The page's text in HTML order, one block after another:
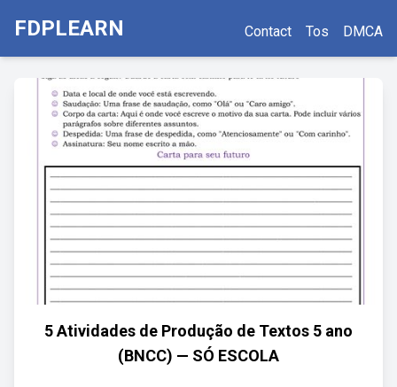
FDPLEARN Contact Tos DMCA
5 Atividades de Produção de Textos 5 ano
(BNCC) — SÓ ESCOLA